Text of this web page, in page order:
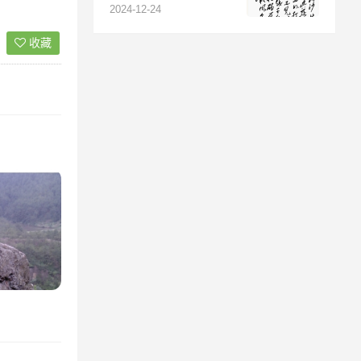
收藏
河》赏析
2024-12-24